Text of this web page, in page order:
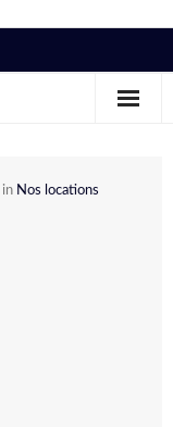
in Nos locations